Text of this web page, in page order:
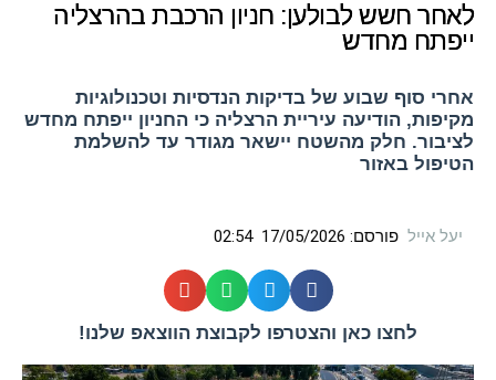
לאחר חשש לבולען: חניון הרכבת בהרצליה
ייפתח מחדש
אחרי סוף שבוע של בדיקות הנדסיות וטכנולוגיות
מקיפות, הודיעה עיריית הרצליה כי החניון ייפתח מחדש
לציבור. חלק מהשטח יישאר מגודר עד להשלמת
הטיפול באזור
יעל אייל פורסם: 17/05/2026
02:54
לחצו כאן והצטרפו לקבוצת הווצאפ שלנו!